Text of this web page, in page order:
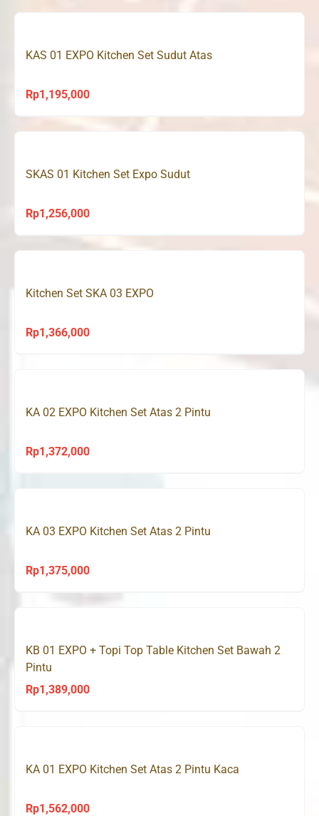
KAS 01 EXPO Kitchen Set Sudut Atas
Rp1,195,000
SKAS 01 Kitchen Set Expo Sudut
Rp1,256,000
Kitchen Set SKA 03 EXPO
Rp1,366,000
KA 02 EXPO Kitchen Set Atas 2 Pintu
Rp1,372,000
KA 03 EXPO Kitchen Set Atas 2 Pintu
Rp1,375,000
KB 01 EXPO + Topi Top Table Kitchen Set Bawah 2
Pintu
Rp1,389,000
KA 01 EXPO Kitchen Set Atas 2 Pintu Kaca
Rp1,562,000